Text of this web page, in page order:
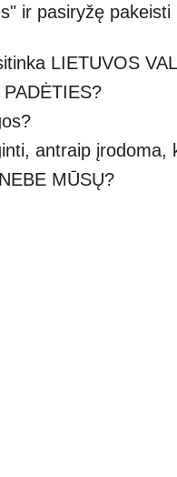
ir pasiryžę
LIETUVOS
antraip
MŪSŲ?